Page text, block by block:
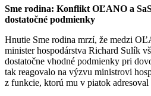
Sme rodina: Konflikt OĽANO a
dostatočné podmienky
Hnutie Sme rodina mrzí, že medzi
minister hospodárstva Richard Sulík
dostatočne vhodné podmienky pri
tak reagovalo na výzvu ministrovi
z funkcie, ktorú mu v piatok